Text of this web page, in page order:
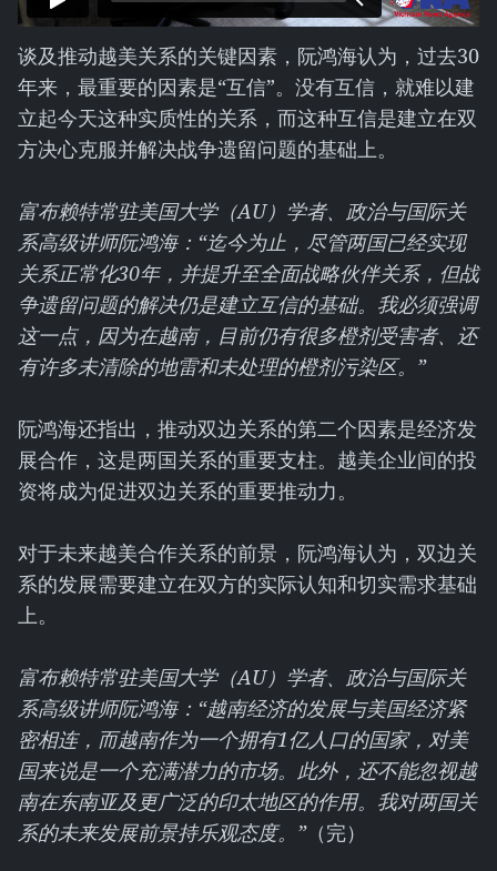
谈及推动越美关系的关键因素，阮鸿海认为，过去30
年来，最重要的因素是“互信”。没有互信，就难以建
立起今天这种实质性的关系，而这种互信是建立在双
方决心克服并解决战争遗留问题的基础上。
富布赖特常驻美国大学（AU）学者、政治与国际关
系高级讲师阮鸿海：“迄今为止，尽管两国已经实现
关系正常化30年，并提升至全面战略伙伴关系，但战
争遗留问题的解决仍是建立互信的基础。我必须强调
这一点，因为在越南，目前仍有很多橙剂受害者、还
有许多未清除的地雷和未处理的橙剂污染区。”
阮鸿海还指出，推动双边关系的第二个因素是经济发
展合作，这是两国关系的重要支柱。越美企业间的投
资将成为促进双边关系的重要推动力。
对于未来越美合作关系的前景，阮鸿海认为，双边关
系的发展需要建立在双方的实际认知和切实需求基础
上。
富布赖特常驻美国大学（AU）学者、政治与国际关
系高级讲师阮鸿海：“越南经济的发展与美国经济紧
密相连，而越南作为一个拥有1亿人口的国家，对美
国来说是一个充满潜力的市场。此外，还不能忽视越
南在东南亚及更广泛的印太地区的作用。我对两国关
系的未来发展前景持乐观态度。”（完）